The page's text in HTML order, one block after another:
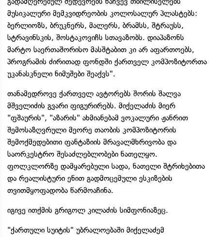
მუსიკალური მემკვიდრეობის კოლოსალურ პლასტებს:
ბერლიოზს, ბრუკნერს, მალერს, ბრამსს, შტრაუსს,
სტრავინსკის, შოსტაკოვიჩს სთავაზობს. დიაპაზონს
მარტო საერთაშორისო მასშტაბით კი არ აფართოებს,
პროგრამის ძირითად ფონდში ქართველ კომპოზიტორთა
უკანასკნელი ნიმუშები შეაქვს".
თანამედროვე ქართველ ავტორებს შორის შალვა
მშველიძის გვარი ფიგურირებს. მიქელაძის მიერ
"ფშაურის", "აზარის" ახმიანებამ ვოკალური ჟანრით
შემოსაზღვრული მეორე თაობის კომპოზიტორის
შემოქმედებითი ფანტაზიის მრავალმხრივობა და
საორკესტრო შესაძლებლობები ნათელყო.
ფოლკლორზე დამყარებული სადა, ნათელი შტრიხებითა
და რეალისტური ენით გადმოცემული ესკიზების
თვითმყოფადობა წარმოაჩინა.
იგივე ითქმის გრიგოლ კილაძის სიმფონიაზეც.
"ქართული სუიტის" უბრალოებაში მიქელაძემ